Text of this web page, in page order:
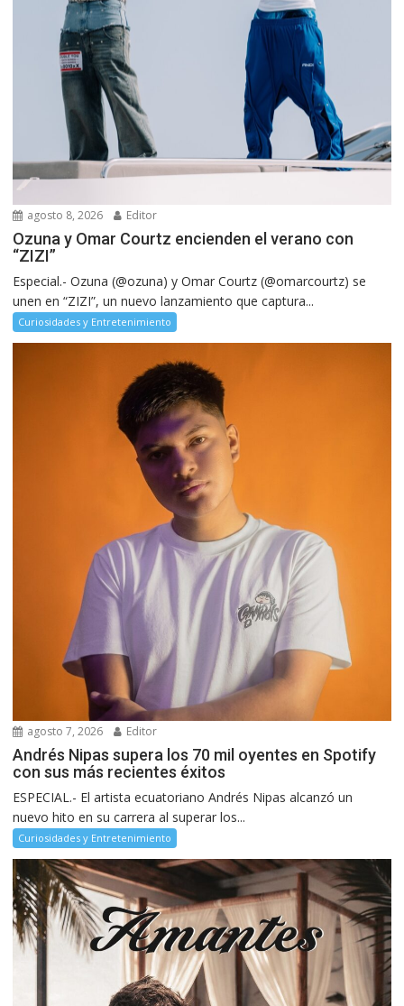
agosto 8, 2026 Editor
Ozuna y Omar Courtz encienden el verano con
“ZIZI”
Especial.- Ozuna (@ozuna) y Omar Courtz (@omarcourtz) se
unen en “ZIZI”, un nuevo lanzamiento que captura...
Curiosidades y Entretenimiento
agosto 7, 2026 Editor
Andrés Nipas supera los 70 mil oyentes en Spotify
con sus más recientes éxitos
ESPECIAL.- El artista ecuatoriano Andrés Nipas alcanzó un
nuevo hito en su carrera al superar los...
Curiosidades y Entretenimiento